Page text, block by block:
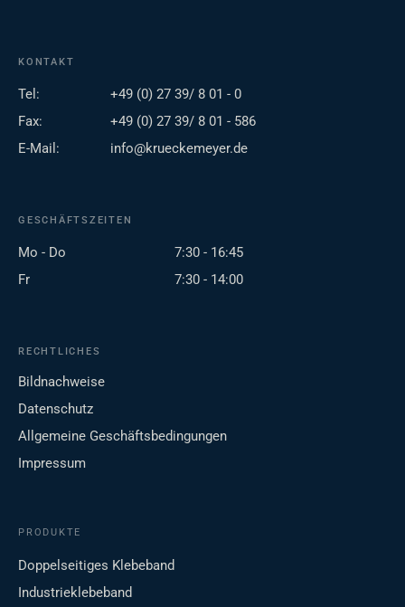
KONTAKT
Tel:
+49 (0) 27 39/ 8 01 - 0
Fax:
+49 (0) 27 39/ 8 01 - 586
E-Mail:
info@krueckemeyer.de
GESCHÄFTSZEITEN
Mo - Do
7:30 - 16:45
Fr
7:30 - 14:00
RECHTLICHES
Bildnachweise
Datenschutz
Allgemeine Geschäftsbedingungen
Impressum
PRODUKTE
Doppelseitiges Klebeband
Industrieklebeband